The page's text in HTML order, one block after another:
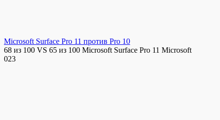
Microsoft Surface Pro 11 против Pro 10
68 из 100 VS 65 из 100 Microsoft Surface Pro 11 Microsoft
023